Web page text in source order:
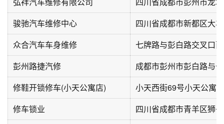
骏驰汽车维修中心
众合汽车车身维修
彭州路捷汽修
修鞋开锁修车(小天公寓店)
小天西街69号小天公寓
修车锁业
四川省成都市青羊区狮